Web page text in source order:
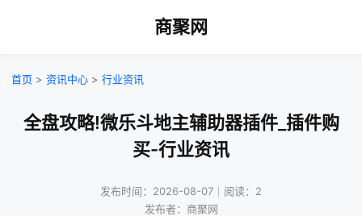
商聚网
首页 > 资讯中心 > 行业资讯
全盘攻略!微乐斗地主辅助器插件_插件购
买-行业资讯
发布时间：2026-08-07｜阅读：2
发布者：商聚网